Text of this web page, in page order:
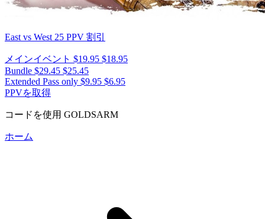
East vs West 25 PPV 割引
メインイベント $19.95 $18.95
Bundle $29.45 $25.45
Extended Pass only $9.95 $6.95
PPVを取得
コードを使用 GOLDSARM
ホーム